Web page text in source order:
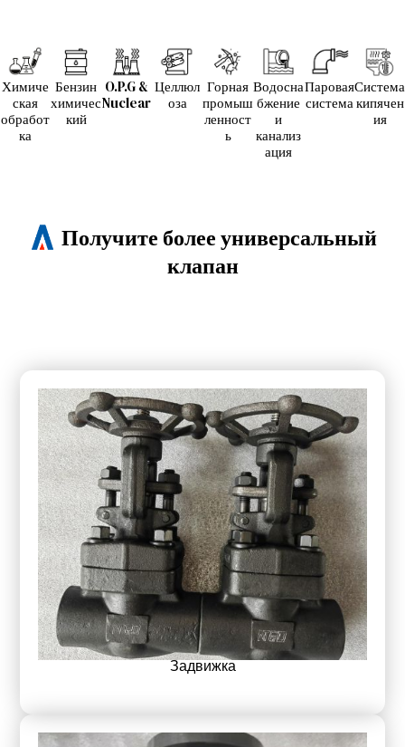
Химиче
ская
обработ
ка
Бензин
химичес
кий
O.P.G &
Nuclear
Целлюл
оза
Горная
промыш
ленност
ь
Водосна
бжение
и
канализ
ация
Паровая
система
Система
кипячен
ия
Получите более универсальный
клапан
Задвижка